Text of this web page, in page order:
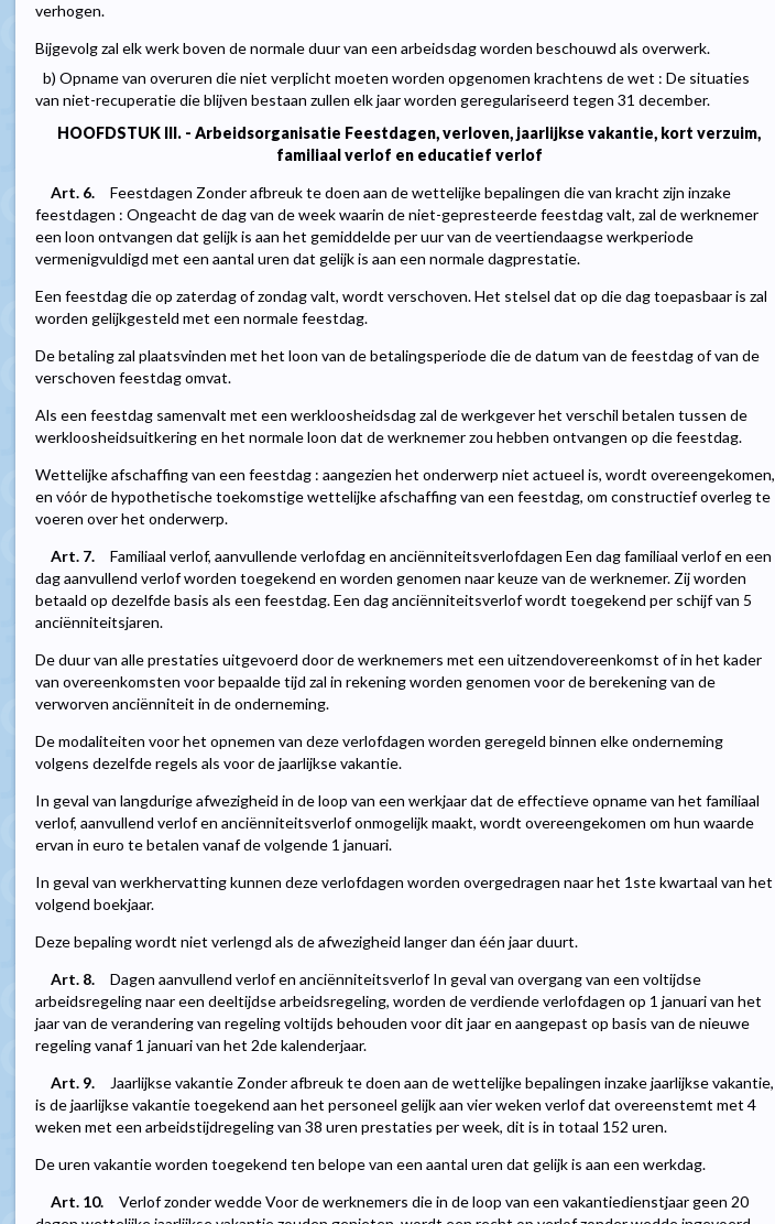
verhogen.
Bijgevolg zal elk werk boven de normale duur van een arbeidsdag worden beschouwd als overwerk.
b) Opname van overuren die niet verplicht moeten worden opgenomen krachtens de wet : De situaties
van niet-recuperatie die blijven bestaan zullen elk jaar worden geregulariseerd tegen 31 december.
HOOFDSTUK III. - Arbeidsorganisatie Feestdagen, verloven, jaarlijkse vakantie, kort verzuim,
familiaal verlof en educatief verlof
Art. 6.
Feestdagen Zonder afbreuk te doen aan de wettelijke bepalingen die van kracht zijn inzake
feestdagen : Ongeacht de dag van de week waarin de niet-gepresteerde feestdag valt, zal de werknemer
een loon ontvangen dat gelijk is aan het gemiddelde per uur van de veertiendaagse werkperiode
vermenigvuldigd met een aantal uren dat gelijk is aan een normale dagprestatie.
Een feestdag die op zaterdag of zondag valt, wordt verschoven. Het stelsel dat op die dag toepasbaar is zal
worden gelijkgesteld met een normale feestdag.
De betaling zal plaatsvinden met het loon van de betalingsperiode die de datum van de feestdag of van de
verschoven feestdag omvat.
Als een feestdag samenvalt met een werkloosheidsdag zal de werkgever het verschil betalen tussen de
werkloosheidsuitkering en het normale loon dat de werknemer zou hebben ontvangen op die feestdag.
Wettelijke afschaffing van een feestdag : aangezien het onderwerp niet actueel is, wordt overeengekomen,
en vóór de hypothetische toekomstige wettelijke afschaffing van een feestdag, om constructief overleg te
voeren over het onderwerp.
Art. 7.
Familiaal verlof, aanvullende verlofdag en anciënniteitsverlofdagen Een dag familiaal verlof en een
dag aanvullend verlof worden toegekend en worden genomen naar keuze van de werknemer. Zij worden
betaald op dezelfde basis als een feestdag. Een dag anciënniteitsverlof wordt toegekend per schijf van 5
anciënniteitsjaren.
De duur van alle prestaties uitgevoerd door de werknemers met een uitzendovereenkomst of in het kader
van overeenkomsten voor bepaalde tijd zal in rekening worden genomen voor de berekening van de
verworven anciënniteit in de onderneming.
De modaliteiten voor het opnemen van deze verlofdagen worden geregeld binnen elke onderneming
volgens dezelfde regels als voor de jaarlijkse vakantie.
In geval van langdurige afwezigheid in de loop van een werkjaar dat de effectieve opname van het familiaal
verlof, aanvullend verlof en anciënniteitsverlof onmogelijk maakt, wordt overeengekomen om hun waarde
ervan in euro te betalen vanaf de volgende 1 januari.
In geval van werkhervatting kunnen deze verlofdagen worden overgedragen naar het 1ste kwartaal van het
volgend boekjaar.
Deze bepaling wordt niet verlengd als de afwezigheid langer dan één jaar duurt.
Art. 8.
Dagen aanvullend verlof en anciënniteitsverlof In geval van overgang van een voltijdse
arbeidsregeling naar een deeltijdse arbeidsregeling, worden de verdiende verlofdagen op 1 januari van het
jaar van de verandering van regeling voltijds behouden voor dit jaar en aangepast op basis van de nieuwe
regeling vanaf 1 januari van het 2de kalenderjaar.
Art. 9.
Jaarlijkse vakantie Zonder afbreuk te doen aan de wettelijke bepalingen inzake jaarlijkse vakantie,
is de jaarlijkse vakantie toegekend aan het personeel gelijk aan vier weken verlof dat overeenstemt met 4
weken met een arbeidstijdregeling van 38 uren prestaties per week, dit is in totaal 152 uren.
De uren vakantie worden toegekend ten belope van een aantal uren dat gelijk is aan een werkdag.
Art. 10.
Verlof zonder wedde Voor de werknemers die in de loop van een vakantiedienstjaar geen 20